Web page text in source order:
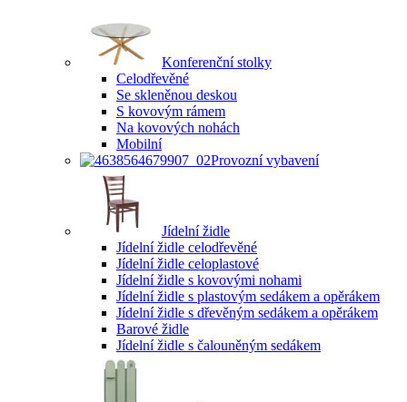
Konferenční stolky
Celodřevěné
Se skleněnou deskou
S kovovým rámem
Na kovových nohách
Mobilní
Provozní vybavení
Jídelní židle
Jídelní židle celodřevěné
Jídelní židle celoplastové
Jídelní židle s kovovými nohami
Jídelní židle s plastovým sedákem a opěrákem
Jídelní židle s dřevěným sedákem a opěrákem
Barové židle
Jídelní židle s čalouněným sedákem